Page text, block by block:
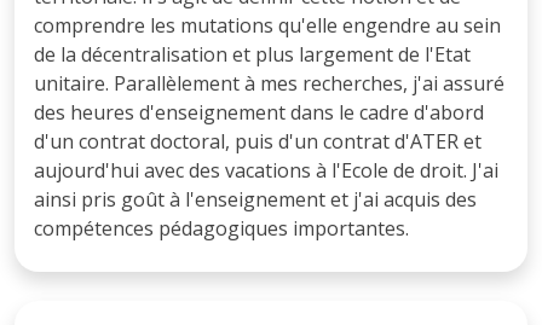
comprendre les mutations qu'elle engendre au sein
de la décentralisation et plus largement de l'Etat
unitaire. Parallèlement à mes recherches, j'ai assuré
des heures d'enseignement dans le cadre d'abord
d'un contrat doctoral, puis d'un contrat d'ATER et
aujourd'hui avec des vacations à l'Ecole de droit. J'ai
ainsi pris goût à l'enseignement et j'ai acquis des
compétences pédagogiques importantes.